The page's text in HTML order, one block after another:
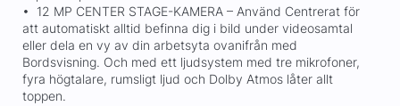
• 12 MP CENTER STAGE-KAMERA – Använd Centrerat för
att automatiskt alltid befinna dig i bild under videosamtal
eller dela en vy av din arbetsyta ovanifrån med
Bordsvisning. Och med ett ljudsystem med tre mikrofoner,
fyra högtalare, rumsligt ljud och Dolby Atmos låter allt
toppen.